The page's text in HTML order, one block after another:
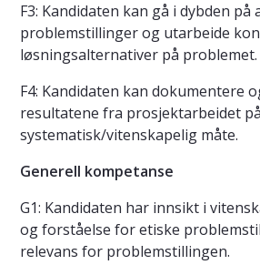
F3: Kandidaten kan gå i dybden på
problemstillinger og utarbeide
løsningsalternativer på problemet.
F4: Kandidaten kan dokumentere
resultatene fra prosjektarbeidet
systematisk/vitenskapelig måte.
Generell kompetanse
G1: Kandidaten har innsikt i
og forståelse for etiske
relevans for problemstillingen.